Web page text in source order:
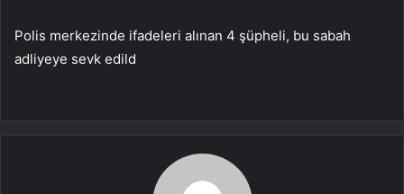
Polis merkezinde ifadeleri alınan 4 şüpheli, bu sabah
adliyeye sevk edild